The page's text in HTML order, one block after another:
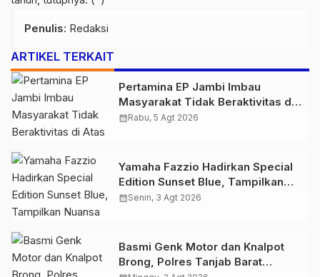
Penulis: Redaksi
ARTIKEL TERKAIT
Pertamina EP Jambi Imbau
Masyarakat Tidak Beraktivitas di
Atas Jalur Pipa Migas Demi
calendar_monthRabu, 5 Agt 2026
Yamaha Fazzio Hadirkan Special
Edition Sunset Blue, Tampilkan
Nuansa Retro Summer yang
calendar_monthSenin, 3 Agt 2026
Basmi Genk Motor dan Knalpot
Brong, Polres Tanjab Barat